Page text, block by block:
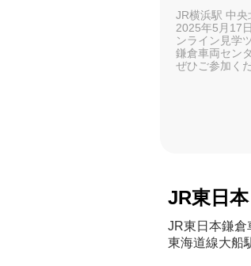
JR横浜駅 中央
2025年5月17
ンライン見学
鎌倉車両セン
ぜひご参加く
JR東日
JR東日本鎌倉
東海道線大船